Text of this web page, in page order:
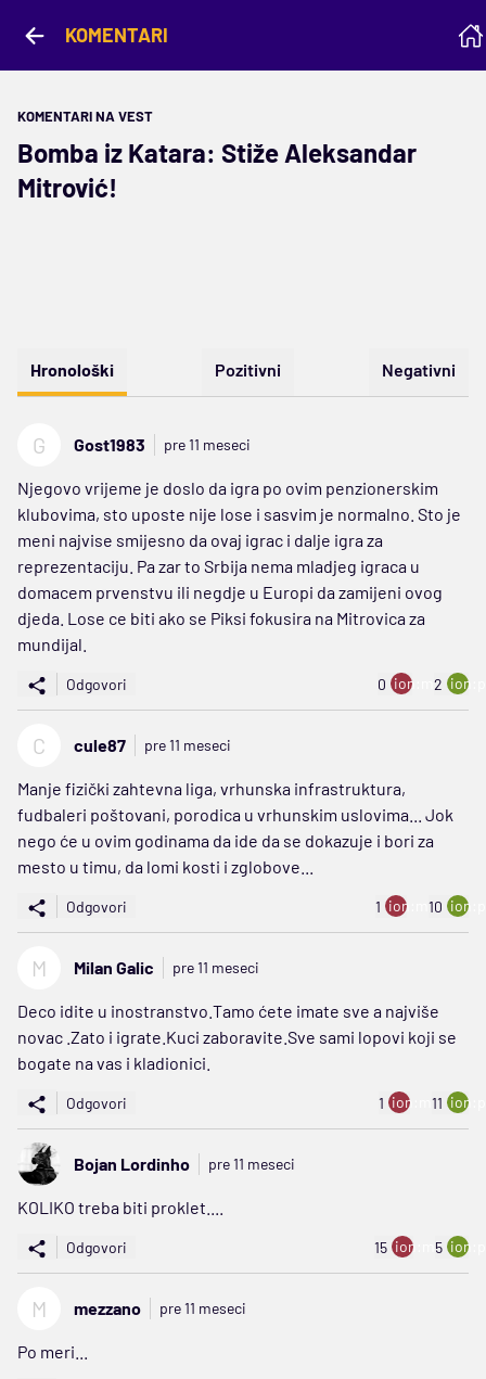
KOMENTARI
KOMENTARI NA VEST
Bomba iz Katara: Stiže Aleksandar
Mitrović!
Hronološki Pozitivni Negativni
G Gost1983 pre 11 meseci
Njegovo vrijeme je doslo da igra po ovim penzionerskim
klubovima, sto uposte nije lose i sasvim je normalno. Sto je
meni najvise smijesno da ovaj igrac i dalje igra za
reprezentaciju. Pa zar to Srbija nema mladjeg igraca u
domacem prvenstvu ili negdje u Europi da zamijeni ovog
djeda. Lose ce biti ako se Piksi fokusira na Mitrovica za
mundijal.
Odgovori 0 ion:minus
2
C cule87 pre 11 meseci
Manje fizički zahtevna liga, vrhunska infrastruktura,
fudbaleri poštovani, porodica u vrhunskim uslovima... Jok
nego će u ovim godinama da ide da se dokazuje i bori za
mesto u timu, da lomi kosti i zglobove...
Odgovori 1 ion:minus
10
M Milan Galic pre 11 meseci
Deco idite u inostranstvo.Tamo ćete imate sve a najviše
novac .Zato i igrate.Kuci zaboravite.Sve sami lopovi koji se
bogate na vas i kladionici.
Odgovori 1 ion:minus
11
Bojan Lordinho pre 11 meseci
KOLIKO treba biti proklet....
Odgovori 15 ion:minus
5
M mezzano pre 11 meseci
Po meri...